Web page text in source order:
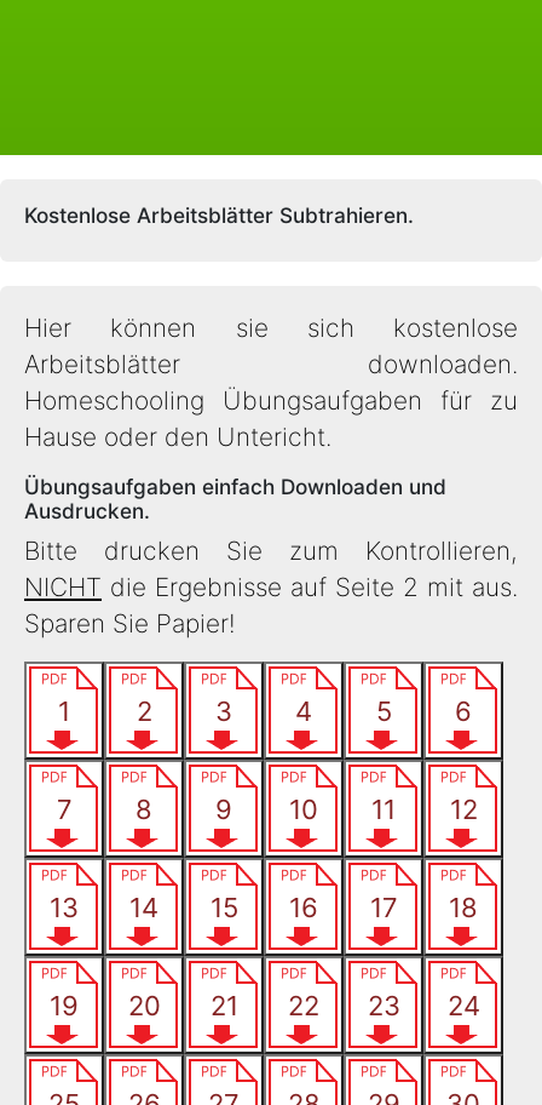
Kostenlose Arbeitsblätter Subtrahieren.
Hier können sie sich kostenlose
Arbeitsblätter downloaden.
Homeschooling Übungsaufgaben für zu
Hause oder den Untericht.
Übungsaufgaben einfach Downloaden und
Ausdrucken.
Bitte drucken Sie zum Kontrollieren,
NICHT die Ergebnisse auf Seite 2 mit aus.
Sparen Sie Papier!